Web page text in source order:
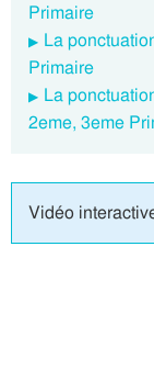
Primaire
La
Primaire
La
2eme, 3eme
Vidéo